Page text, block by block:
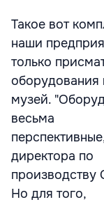
Такое вот
наши
только
оборудования
музей.
весьма
директора по
производству
Но для того,